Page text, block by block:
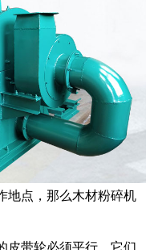
地点，那么木材粉碎机
皮带轮必须平行，它们